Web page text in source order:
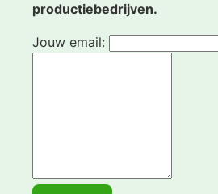
productiebedrijven.
Jouw email: